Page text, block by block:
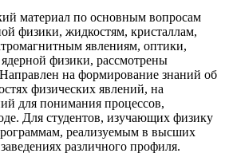
материал по основным вопросам
физики, жидкостям, кристаллам,
явлениям, оптики,
физики, рассмотрены
на формирование знаний об
физических явлений, на
для понимания процессов,
Для студентов, изучающих физику
реализуемым в высших
различного профиля.